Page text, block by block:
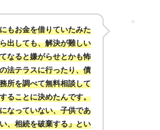
もお金を借りていたみた
出しても、解決が難しい
なると嫌がらせとかも怖
法テラスに行ったり、債
所を調べて無料相談して
ることに決めたんです。
なっていない、子供であ
、相続を破棄する」とい